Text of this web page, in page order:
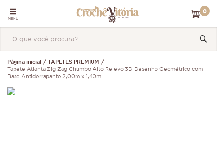
MENU
0
Página inicial
TAPETES PREMIUM
Tapete Atlanta Zig Zag Chumbo Alto Relevo 3D Desenho Geométrico com
Base Antiderrapante 2,00m x 1,40m